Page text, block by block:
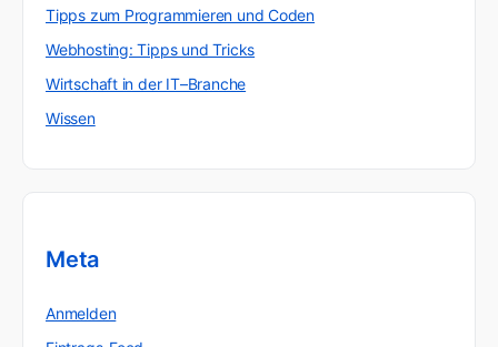
Tipps zum Programmieren und Coden
Webhosting: Tipps und Tricks
Wirtschaft in der IT–Branche
Wissen
Meta
Anmelden